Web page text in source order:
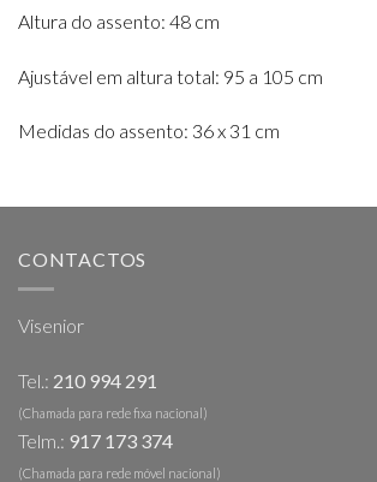
Altura do assento: 48 cm
Ajustável em altura total: 95 a 105 cm
Medidas do assento: 36 x 31 cm
CONTACTOS
Visenior
Tel.: 210 994 291
(Chamada para rede fixa nacional)
Telm.: 917 173 374
(Chamada para rede móvel nacional)